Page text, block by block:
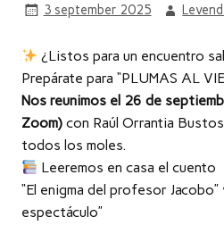
3 september 2025
¿Listos para un encuentro
Prepárate para “PLUMAS AL
Nos reunimos el 26 de
Zoom) con Raúl Orrantia
todos los moles.
Leeremos en casa el cuento
“El enigma del profesor
espectáculo”